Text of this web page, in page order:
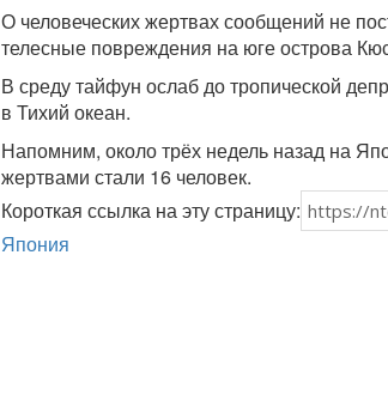
О человеческих жертвах сообщений не
телесные повреждения на юге острова
В среду тайфун ослаб до тропической
в Тихий океан.
Напомним, около трёх недель назад на
жертвами стали 16 человек.
Короткая ссылка на эту страницу:
Япония